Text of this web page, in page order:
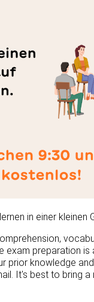
in einer kleinen
exam preparation is
prior knowledge
It's best to bring